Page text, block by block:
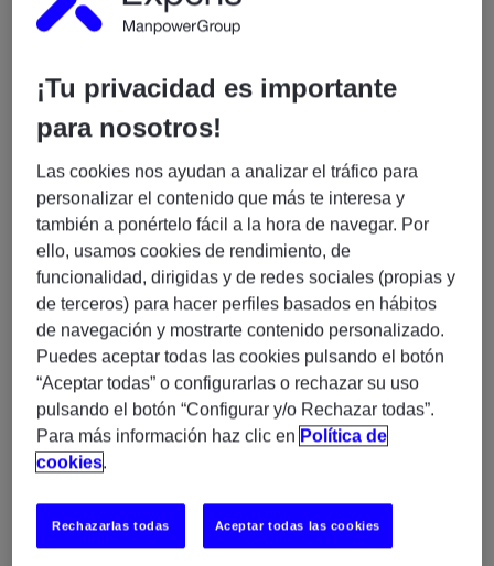
en España y presencia internacional en 54 países.
En Experis buscamos un/a
Perfil que necesitamos:
Mínimo 3 años de experiencia
de ciberseguridad.
Conocimientos profundos de principios de
ciberseguridad, threat modelling, risk assessment y
security controls.
Experiencia sólida ennetwork security(firewalls,
IDS/IPS, VPNs, secure network design).
Conocimientos de
IAM.
Experiencia en security assessments, penetration
¡Tu privacidad es importante
para nosotros!
Las cookies nos ayudan a analizar el tráfico para
personalizar el contenido que más te interesa y
también a ponértelo fácil a la hora de navegar. Por
ello, usamos cookies de rendimiento, de
funcionalidad, dirigidas y de redes sociales (propias y
de terceros) para hacer perfiles basados en hábitos
de navegación y mostrarte contenido personalizado.
Puedes aceptar todas las cookies pulsando el botón
“Aceptar todas” o configurarlas o rechazar su uso
pulsando el botón “Configurar y/o Rechazar todas”.
Para más información haz clic en Política de
cookies.
Rechazarlas todas Aceptar todas las cookies